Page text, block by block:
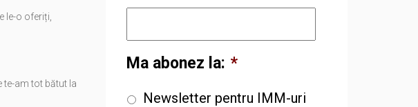
le-o oferiți,
te-am tot bătut la
Ma abonez la: *
Newsletter pentru IMM-uri